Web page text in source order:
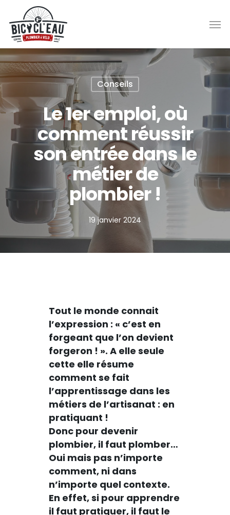
main
content
Conseils
Le 1er emploi, où
comment réussir
son entrée dans le
métier de
plombier !
19 janvier 2024
Tout le monde connait
l’expression : « c’est en
forgeant que l’on devient
forgeron ! ». A elle seule
cette elle résume
comment se fait
l’apprentissage dans les
métiers de l’artisanat : en
pratiquant !
Donc pour devenir
plombier, il faut plomber…
Oui mais pas n’importe
comment, ni dans
n’importe quel contexte.
En effet, si pour apprendre
il faut pratiquer, il faut le